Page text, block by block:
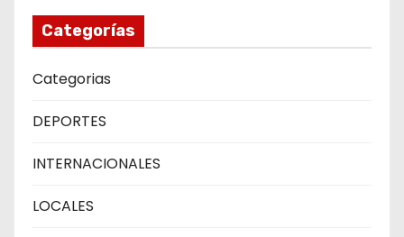
Categorías
Categorias
DEPORTES
INTERNACIONALES
LOCALES